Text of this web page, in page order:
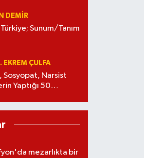
DEMİR
Sunum/Tanım
EKREM ÇULFA
Sosyopat, Narsist
Yaptığı 50
mezarlıkta bir